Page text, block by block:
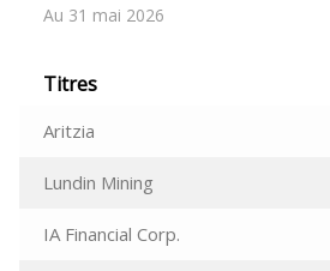
Au 31 mai 2026
Titres
Aritzia
Lundin Mining
IA Financial Corp.